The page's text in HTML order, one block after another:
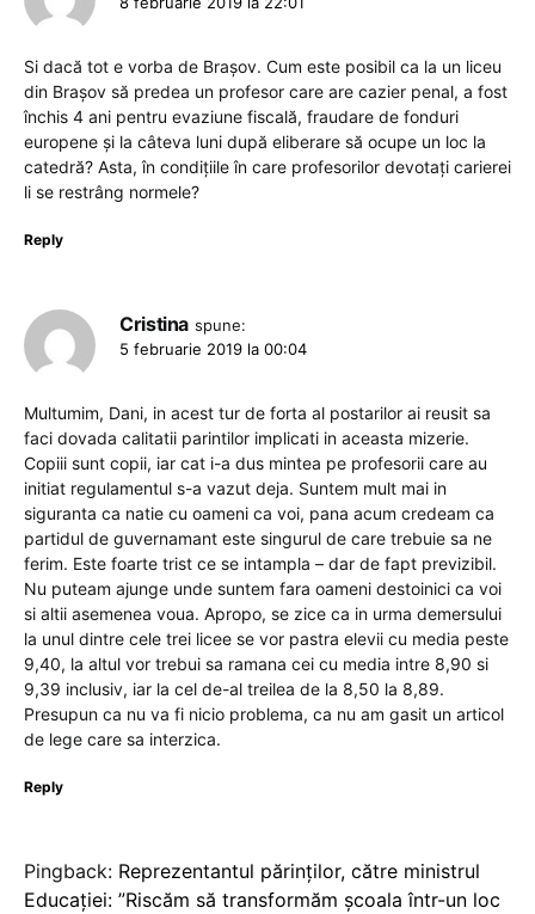
Si dacă tot e vorba de Braşov. Cum este posibil ca la un liceu
din Braşov să predea un profesor care are cazier penal, a fost
închis 4 ani pentru evaziune fiscală, fraudare de fonduri
europene şi la câteva luni după eliberare să ocupe un loc la
catedră? Asta, în condiţiile în care profesorilor devotaţi carierei
li se restrâng normele?
Reply
Cristina spune:
5 februarie 2019 la 00:04
Multumim, Dani, in acest tur de forta al postarilor ai reusit sa
faci dovada calitatii parintilor implicati in aceasta mizerie.
Copiii sunt copii, iar cat i-a dus mintea pe profesorii care au
initiat regulamentul s-a vazut deja. Suntem mult mai in
siguranta ca natie cu oameni ca voi, pana acum credeam ca
partidul de guvernamant este singurul de care trebuie sa ne
ferim. Este foarte trist ce se intampla – dar de fapt previzibil.
Nu puteam ajunge unde suntem fara oameni destoinici ca voi
si altii asemenea voua. Apropo, se zice ca in urma demersului
la unul dintre cele trei licee se vor pastra elevii cu media peste
9,40, la altul vor trebui sa ramana cei cu media intre 8,90 si
9,39 inclusiv, iar la cel de-al treilea de la 8,50 la 8,89.
Presupun ca nu va fi nicio problema, ca nu am gasit un articol
de lege care sa interzica.
Reply
Pingback: Reprezentantul părinților, către ministrul
Educației: ”Riscăm să transformăm școala într-un loc